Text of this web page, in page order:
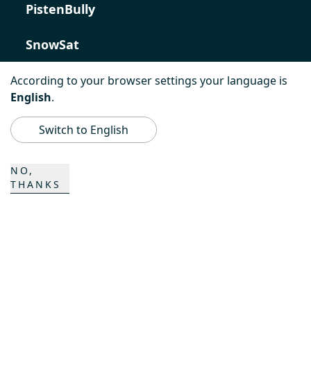
PistenBully
SnowSat
PowerBully
BeachTech
K COMPOSITES
According to your browser settings your language is
English.
NO,
THANKS
Switch to English